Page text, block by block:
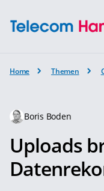
Home Themen
Boris Boden
Uploads